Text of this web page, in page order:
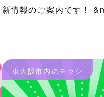
新情報のご案内です！
東大阪市内のチラシ